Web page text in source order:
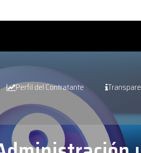
Perfil del Contratante